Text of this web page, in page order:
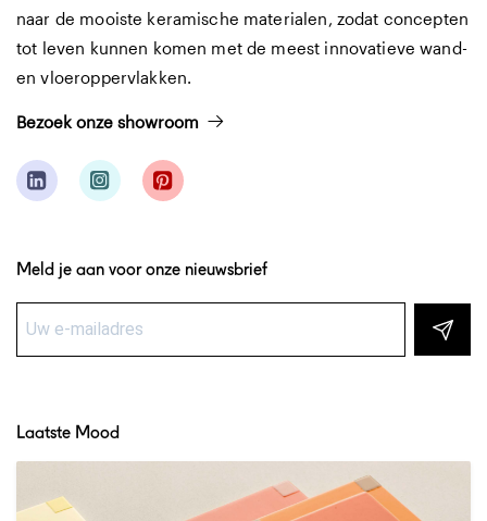
naar de mooiste keramische materialen, zodat concepten
tot leven kunnen komen met de meest innovatieve wand-
en vloeroppervlakken.
Bezoek onze showroom
Meld je aan voor onze nieuwsbrief
Laatste Mood